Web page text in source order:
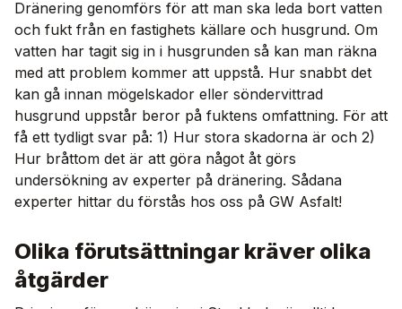
Dränering genomförs för att man ska leda bort vatten
och fukt från en fastighets källare och husgrund. Om
vatten har tagit sig in i husgrunden så kan man räkna
med att problem kommer att uppstå. Hur snabbt det
kan gå innan mögelskador eller söndervittrad
husgrund uppstår beror på fuktens omfattning. För att
få ett tydligt svar på: 1) Hur stora skadorna är och 2)
Hur bråttom det är att göra något åt görs
undersökning av experter på dränering. Sådana
experter hittar du förstås hos oss på GW Asfalt!
Olika förutsättningar kräver olika
åtgärder